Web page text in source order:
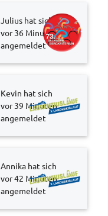
Julius hat sich
vor 36 Minuten
angemeldet
Kevin hat sich
vor 39 Minuten
angemeldet
Annika hat sich
vor 42 Minuten
angemeldet